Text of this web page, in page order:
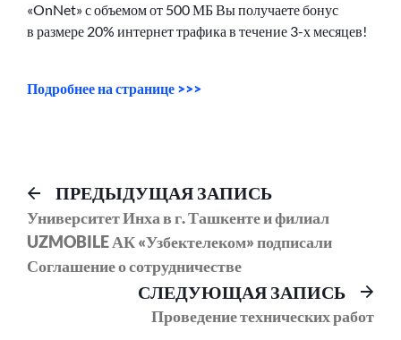
«OnNet» с объемом от 500 МБ Вы получаете бонус
в размере 20% интернет трафика в течение 3-хмесяцев!
Подробнее на странице >>>
Навигация
по
записям
ПРЕДЫДУЩАЯ ЗАПИСЬПредыдущий
пост:
Университет Инха в г. Ташкенте и филиал
UZMOBILE АК «Узбектелеком» подписали
Соглашение о сотрудничестве
СЛЕДУЮЩАЯ ЗАПИСЬ
Проведение технических работ